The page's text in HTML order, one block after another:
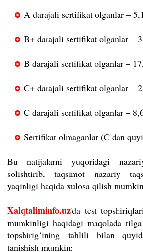
A darajali sertifikat olganlar –
B+ darajali sertifikat olganlar –
B darajali sertifikat olganlar –
C+ darajali sertifikat olganlar –
C darajali sertifikat olganlar –
Sertifikat olmaganlar (C dan
Bu natijalarni yuqoridagi
solishtirib, taqsimot nazariy
yaqinligi haqida xulosa qilish
Xalqtaliminfo.uz'da test
mumkinligi haqidagi maqolada
topshirig‘ining tahlili bilan
tanishish mumkin: